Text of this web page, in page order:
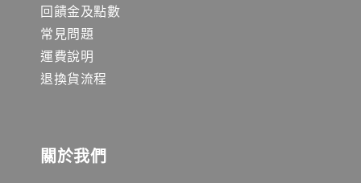
回饋金及點數
常見問題
運費說明
退換貨流程
關於我們